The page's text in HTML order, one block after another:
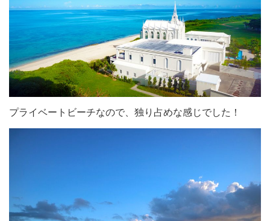
プライベートビーチなので、独り占めな感じでした！